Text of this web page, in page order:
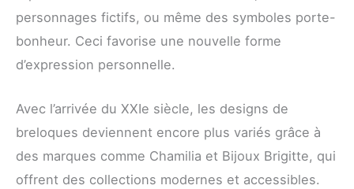
personnages fictifs, ou même des symboles porte-
bonheur. Ceci favorise une nouvelle forme
d’expression personnelle.
Avec l’arrivée du XXIe siècle, les designs de
breloques deviennent encore plus variés grâce à
des marques comme Chamilia et Bijoux Brigitte, qui
offrent des collections modernes et accessibles.